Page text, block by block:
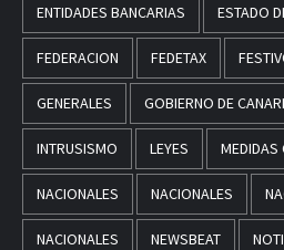
ENTIDADES BANCARIAS ESTADO
FEDERACION FEDETAX
GENERALES GOBIERNO DE
INTRUSISMO LEYES MEDIDAS
NACIONALES NACIONALES
NACIONALES NEWSBEAT